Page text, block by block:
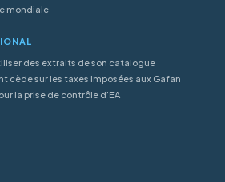
mondiale
des extraits de son catalogue
cède sur les taxes imposées aux Gafan
la prise de contrôle d’EA